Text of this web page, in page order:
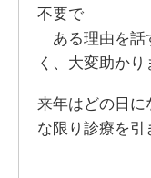
不要で
ある理由を話
く、大変助かり
来年はどの日に
な限り診療を引